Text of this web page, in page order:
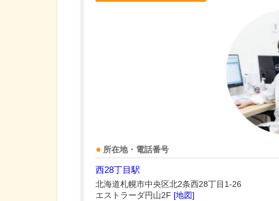
所在地・電話番号
西28丁目駅
北海道札幌市中央区北2条西28丁目1-26
エストラーダ円山2F [地図]